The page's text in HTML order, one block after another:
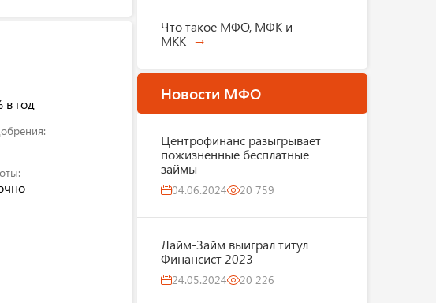
в год
Что такое МФО, МФК и
МКК
Новости МФО
Центрофинанс разыгрывает
пожизненные бесплатные
займы
04.06.2024 20 759
Лайм-Займ выиграл титул
Финансист 2023
24.05.2024 20 226